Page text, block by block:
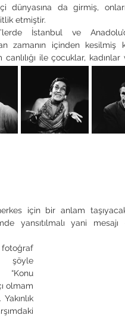
dünyasına da girmiş,
etmiştir.
zamanın içinden kesilmiş
canlılığı ile çocuklar,
için bir anlam
yansıtılmalı yani mesajı
olmam